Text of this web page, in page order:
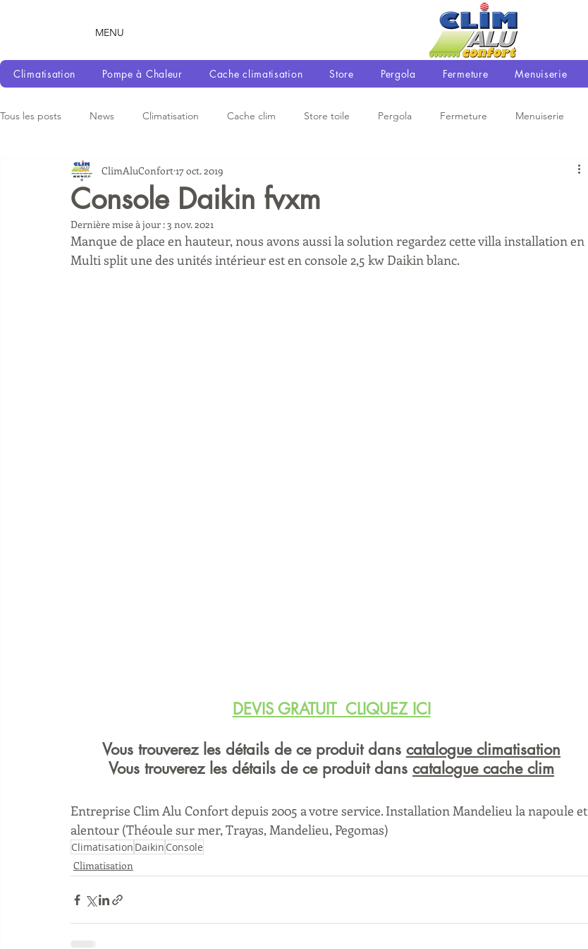
MENU
Climatisation
Pompe à Chaleur Cache climatisation Store Pergola Fermeture Menuiserie
Tous les posts News Climatisation Cache clim Store toile Pergola Fermeture Menuiserie
Console Daikin fvxm
ClimAluConfort17 oct. 2019
Dernière mise à jour :3 nov. 2021
Manque de place en hauteur, nous avons aussi la solution regardez cette villa installation en
Multi split une des unités intérieur est en console 2,5 kw Daikin blanc.
DEVIS GRATUIT  CLIQUEZ ICI
Vous trouverez les détails de ce produit dans catalogue climatisation
Vous trouverez les détails de ce produit dans catalogue cache clim
Entreprise Clim Alu Confort depuis 2005 a votre service. Installation Mandelieu la napoule et
alentour (Théoule sur mer, Trayas, Mandelieu, Pegomas)
Climatisation Daikin Console
Climatisation